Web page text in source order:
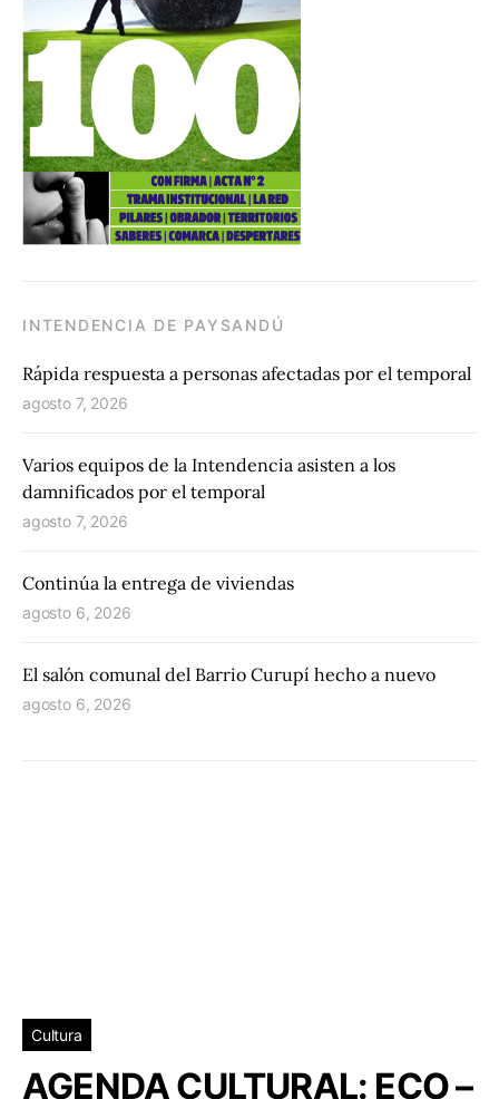
INTENDENCIA DE PAYSANDÚ
Rápida respuesta a personas afectadas por el temporal
agosto 7, 2026
Varios equipos de la Intendencia asisten a los
damnificados por el temporal
agosto 7, 2026
Continúa la entrega de viviendas
agosto 6, 2026
El salón comunal del Barrio Curupí hecho a nuevo
agosto 6, 2026
Cultura
AGENDA CULTURAL: ECO –